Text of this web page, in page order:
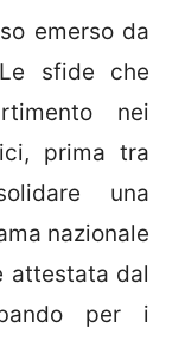
emerso da
sfide che
nei
prima tra
una
nazionale
attestata dal
per i